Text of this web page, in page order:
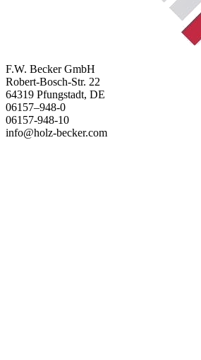
F.W. Becker GmbH
Robert-Bosch-Str. 22
64319 Pfungstadt, DE
06157–948-0
06157-948-10
info@holz-becker.com